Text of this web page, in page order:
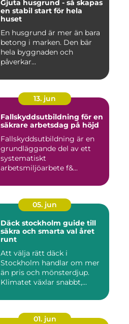
Gjuta husgrund - så skapas
en stabil start för hela
huset
En husgrund är mer än bara
betong i marken. Den bär
hela byggnaden och
påverkar...
13. jun
Fallskyddsutbildning för en
säkrare arbetsdag på höjd
Fallskyddsutbildning är en
grundläggande del av ett
systematiskt
arbetsmiljöarbete f&...
05. jun
Däck stockholm guide till
säkra och smarta val året
runt
Att välja rätt däck i
Stockholm handlar om mer
än pris och mönsterdjup.
Klimatet växlar snabbt,
01. jun